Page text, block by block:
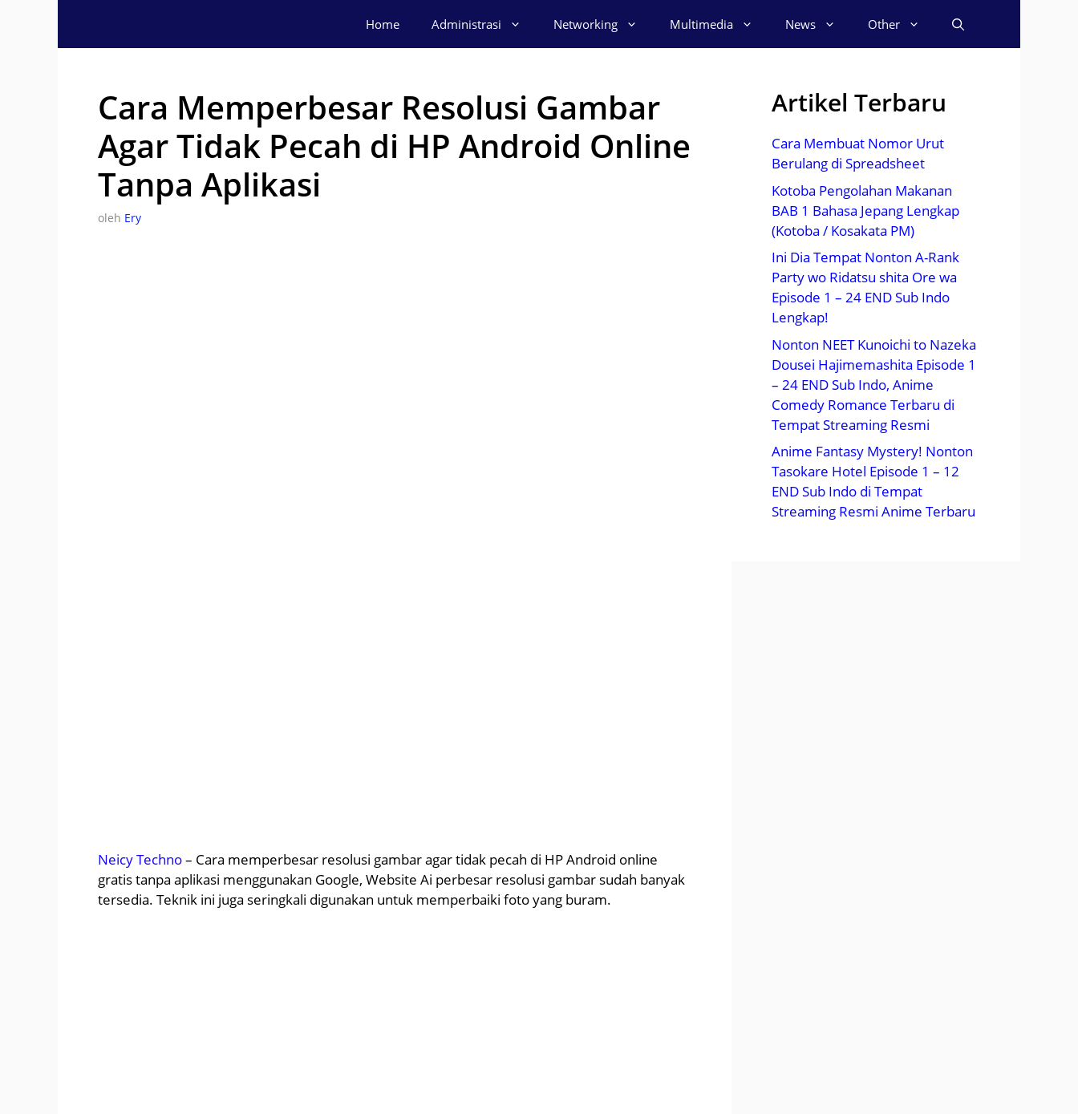
Home Administrasi Networking Multimedia News Other
Cara Memperbesar Resolusi Gambar
Agar Tidak Pecah di HP Android Online
Tanpa Aplikasi
oleh Ery
Neicy Techno– Cara memperbesar resolusi gambar agar tidak pecah di HP Android online
gratis tanpa aplikasi menggunakan Google, Website Ai perbesar resolusi gambar sudah banyak
tersedia. Teknik ini juga seringkali digunakan untuk memperbaiki foto yang buram.
Artikel Terbaru
Cara Membuat Nomor Urut
Berulang di Spreadsheet
Kotoba Pengolahan Makanan
BAB 1 Bahasa Jepang Lengkap
(Kotoba / Kosakata PM)
Ini Dia Tempat Nonton A-Rank
Party wo Ridatsu shita Ore wa
Episode 1 – 24 END Sub Indo
Lengkap!
Nonton NEET Kunoichi to Nazeka
Dousei Hajimemashita Episode 1
– 24 END Sub Indo, Anime
Comedy Romance Terbaru di
Tempat Streaming Resmi
Anime Fantasy Mystery! Nonton
Tasokare Hotel Episode 1 – 12
END Sub Indo di Tempat
Streaming Resmi Anime Terbaru